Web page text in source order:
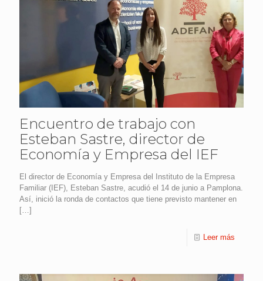
Encuentro de trabajo con
Esteban Sastre, director de
Economía y Empresa del IEF
El director de Economía y Empresa del Instituto de la Empresa
Familiar (IEF), Esteban Sastre, acudió el 14 de junio a Pamplona.
Así, inició la ronda de contactos que tiene previsto mantener en
[…]
Leer más